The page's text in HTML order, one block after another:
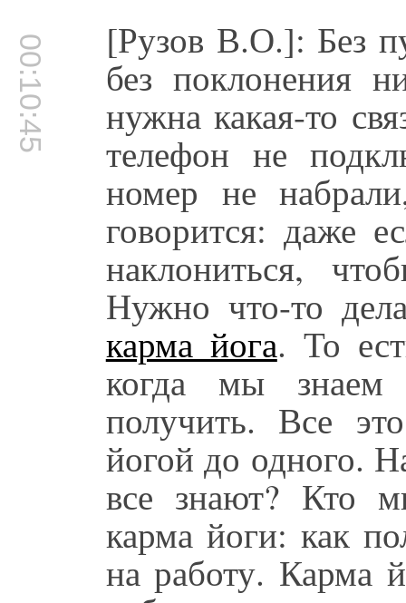
00:10:45 [Рузов В.О.]: Без
без поклонения
нужна какая-то
телефон не
номер не
говорится: даже
наклониться,
Нужно что-то
карма йога. То
когда мы знаем
получить. Все
йогой до одного.
все знают? Кто
карма йоги: как
на работу. Карма